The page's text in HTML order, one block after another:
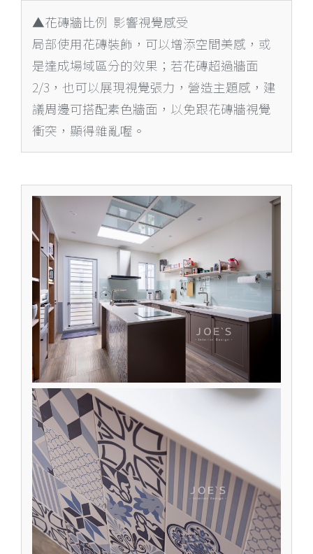
▲花磚牆比例 影響視覺感受
局部使用花磚裝飾，可以增添空間美感，或
是達成場域區分的效果；若花磚超過牆面
2/3，也可以展現視覺張力，營造主題感，建
議周邊可搭配素色牆面，以免跟花磚牆視覺
衝突，顯得雜亂喔。